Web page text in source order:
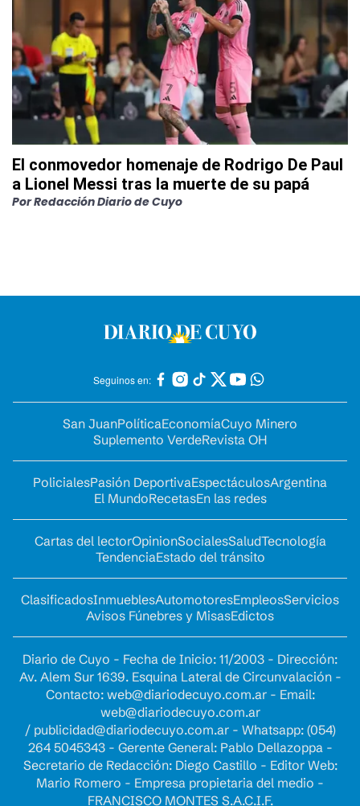
El conmovedor homenaje de Rodrigo De Paul
a Lionel Messi tras la muerte de su papá
PorRedacción Diario de Cuyo
Seguinos en:
San JuanPolíticaEconomíaCuyo Minero
Suplemento VerdeRevista OH
PolicialesPasión DeportivaEspectáculosArgentina
El MundoRecetasEn las redes
Cartas del lectorOpinionSocialesSaludTecnología
TendenciaEstado del tránsito
ClasificadosInmueblesAutomotoresEmpleosServicios
Avisos Fúnebres y MisasEdictos
Diario de Cuyo - Fecha de Inicio: 11/2003 - Dirección:
Av. Alem Sur 1639. Esquina Lateral de Circunvalación -
Contacto: web@diariodecuyo.com.ar- Email:
web@diariodecuyo.com.ar
/ publicidad@diariodecuyo.com.ar- Whatsapp: (054)
264 5045343 - Gerente General: Pablo Dellazoppa -
Secretario de Redacción: Diego Castillo - Editor Web:
Mario Romero - Empresa propietaria del medio -
FRANCISCO MONTES S.A.C.I.F.